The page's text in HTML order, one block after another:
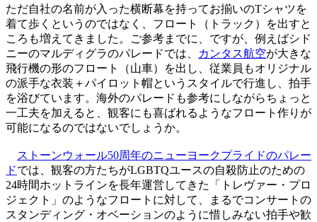
ただ自社の名前が入った横断幕を持ってお揃いのTシャツを
着て歩くというのではなく、フロート（トラック）を出すと
ころも増えてきました。ご参考までに、ですが、例えばシド
ニーのマルディグラのパレードでは、
カンタス航空が大きな
飛行機の形のフロート（山車）を出し、従業員もオリジナル
の派手な衣装＋パイロット帽というスタイルで行進し、拍手
を浴びています。海外のパレードも参考にしながらちょっと
一工夫を加えると、観客にも喜ばれるようなフロート作りが
可能になるのではないでしょうか。
ストーンウォール50周年のニューヨークプライドのパレー
ドでは、観客の方たちがLGBTQユースの自殺防止のための
24時間ホットラインを長年運営してきた「トレヴァー・プロ
ジェクト」のようなフロートに対して、まるでコンサートの
スタンディング・オベーションのように惜しみない拍手や歓